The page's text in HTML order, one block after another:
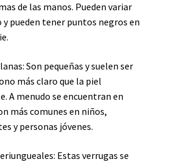
de las manos. Pueden variar
pueden tener puntos negros en
Son pequeñas y suelen ser
más claro que la piel
A menudo se encuentran en
más comunes en niños,
y personas jóvenes.
Estas verrugas se